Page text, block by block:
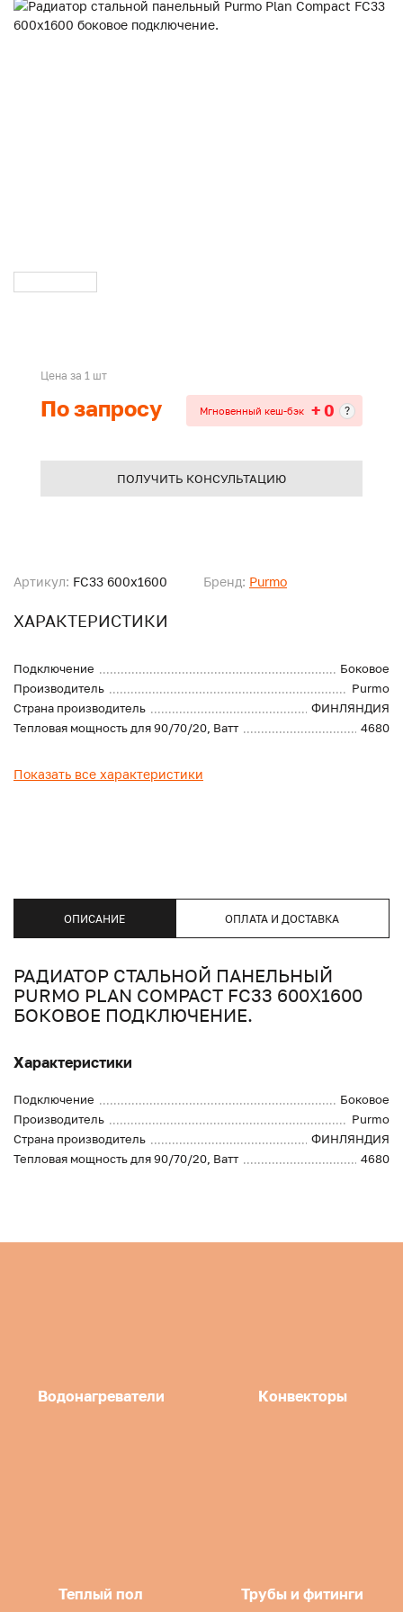
Артикул: FC33 600x1600 Бренд: Purmo
ХАРАКТЕРИСТИКИ
Подключение
Боковое
Производитель
Purmo
Страна производитель
ФИНЛЯНДИЯ
Тепловая мощность для 90/70/20, Ватт
4680
Показать все характеристики
Цена за 1 шт
По запросу Мгновенный кеш-бэк + 0 ?
ПОЛУЧИТЬ КОНСУЛЬТАЦИЮ
ОПИСАНИЕ ОПЛАТА И ДОСТАВКА
РАДИАТОР СТАЛЬНОЙ ПАНЕЛЬНЫЙ
PURMO PLAN COMPACT FC33 600X1600
БОКОВОЕ ПОДКЛЮЧЕНИЕ.
Характеристики
Подключение
Боковое
Производитель
Purmo
Страна производитель
ФИНЛЯНДИЯ
Тепловая мощность для 90/70/20, Ватт
4680
Водонагреватели Конвекторы
Теплый пол Трубы и фитинги